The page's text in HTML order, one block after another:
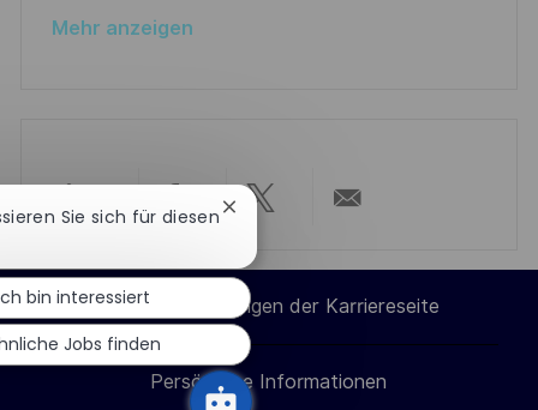
n
ö
i
c
h
u
Mehr anzeigen
Über
LinkedIn
teilen
Über
Facebook
teilen
Über
Twitter
teilen
E-
Mail
teilen
Cookie-Einstellungen der Karriereseite
Persönliche Informationen
Sie sich für diesen Chatbot-
schließen
bin interessiert
Jobs finden